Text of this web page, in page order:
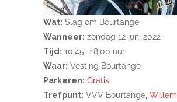
Wat: Slag om Bourtange
Wanneer: zondag 12 juni 2022
Tijd: 10:45 -18:00 uur
Waar: Vesting Bourtange
Parkeren: Gratis
Trefpunt: VVV Bourtange, Willem